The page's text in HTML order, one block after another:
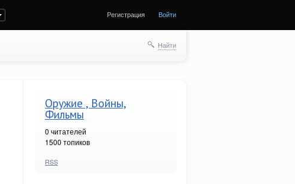
Регистрация Войти
Найти
Оружие , Войны,
Фильмы
0 читателей
1500 топиков
RSS